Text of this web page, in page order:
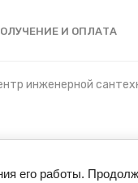
И ОПЛАТА
инженерной
его работы.